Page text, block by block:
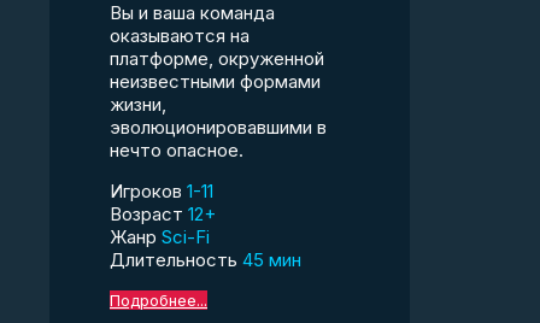
Вы и ваша команда
оказываются на
платформе, окруженной
неизвестными формами
жизни,
эволюционировавшими в
нечто опасное.
Игроков 1-11
Возраст 12+
Жанр Sci-Fi
Длительность 45 мин
Подробнее...